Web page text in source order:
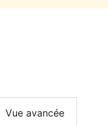
Vue avancée